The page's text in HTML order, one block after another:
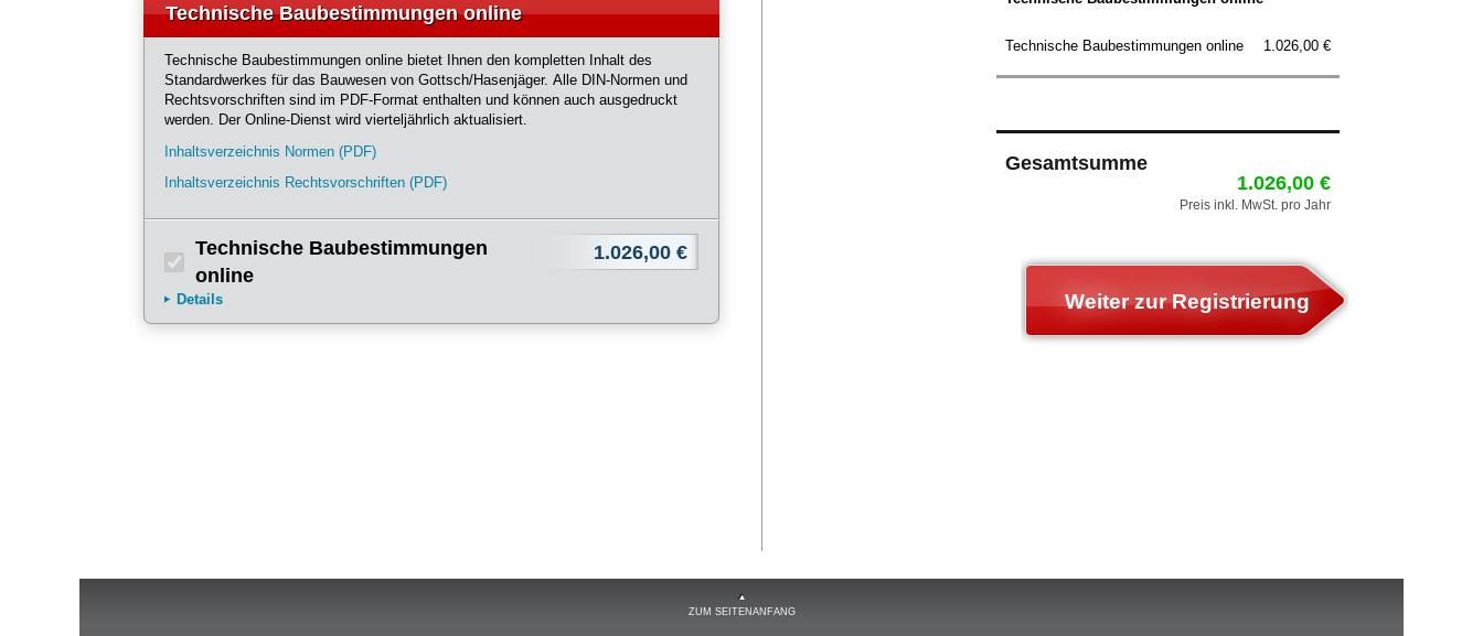
Technische Baubestimmungen online
Technische Baubestimmungen online bietet Ihnen den kompletten Inhalt des
Standardwerkes für das Bauwesen von Gottsch/Hasenjäger. Alle DIN-Normen und
Rechtsvorschriften sind im PDF-Format enthalten und können auch ausgedruckt
werden. Der Online-Dienst wird vierteljährlich aktualisiert.
Inhaltsverzeichnis Normen (PDF)
Inhaltsverzeichnis Rechtsvorschriften (PDF)
Technische Baubestimmungen
online
Details
1.026,00 €
Technische Baubestimmungen online 1.026,00 €
Gesamtsumme
1.026,00 €
Preis inkl. MwSt. pro Jahr
Weiter zur Registrierung
ZUM SEITENANFANG